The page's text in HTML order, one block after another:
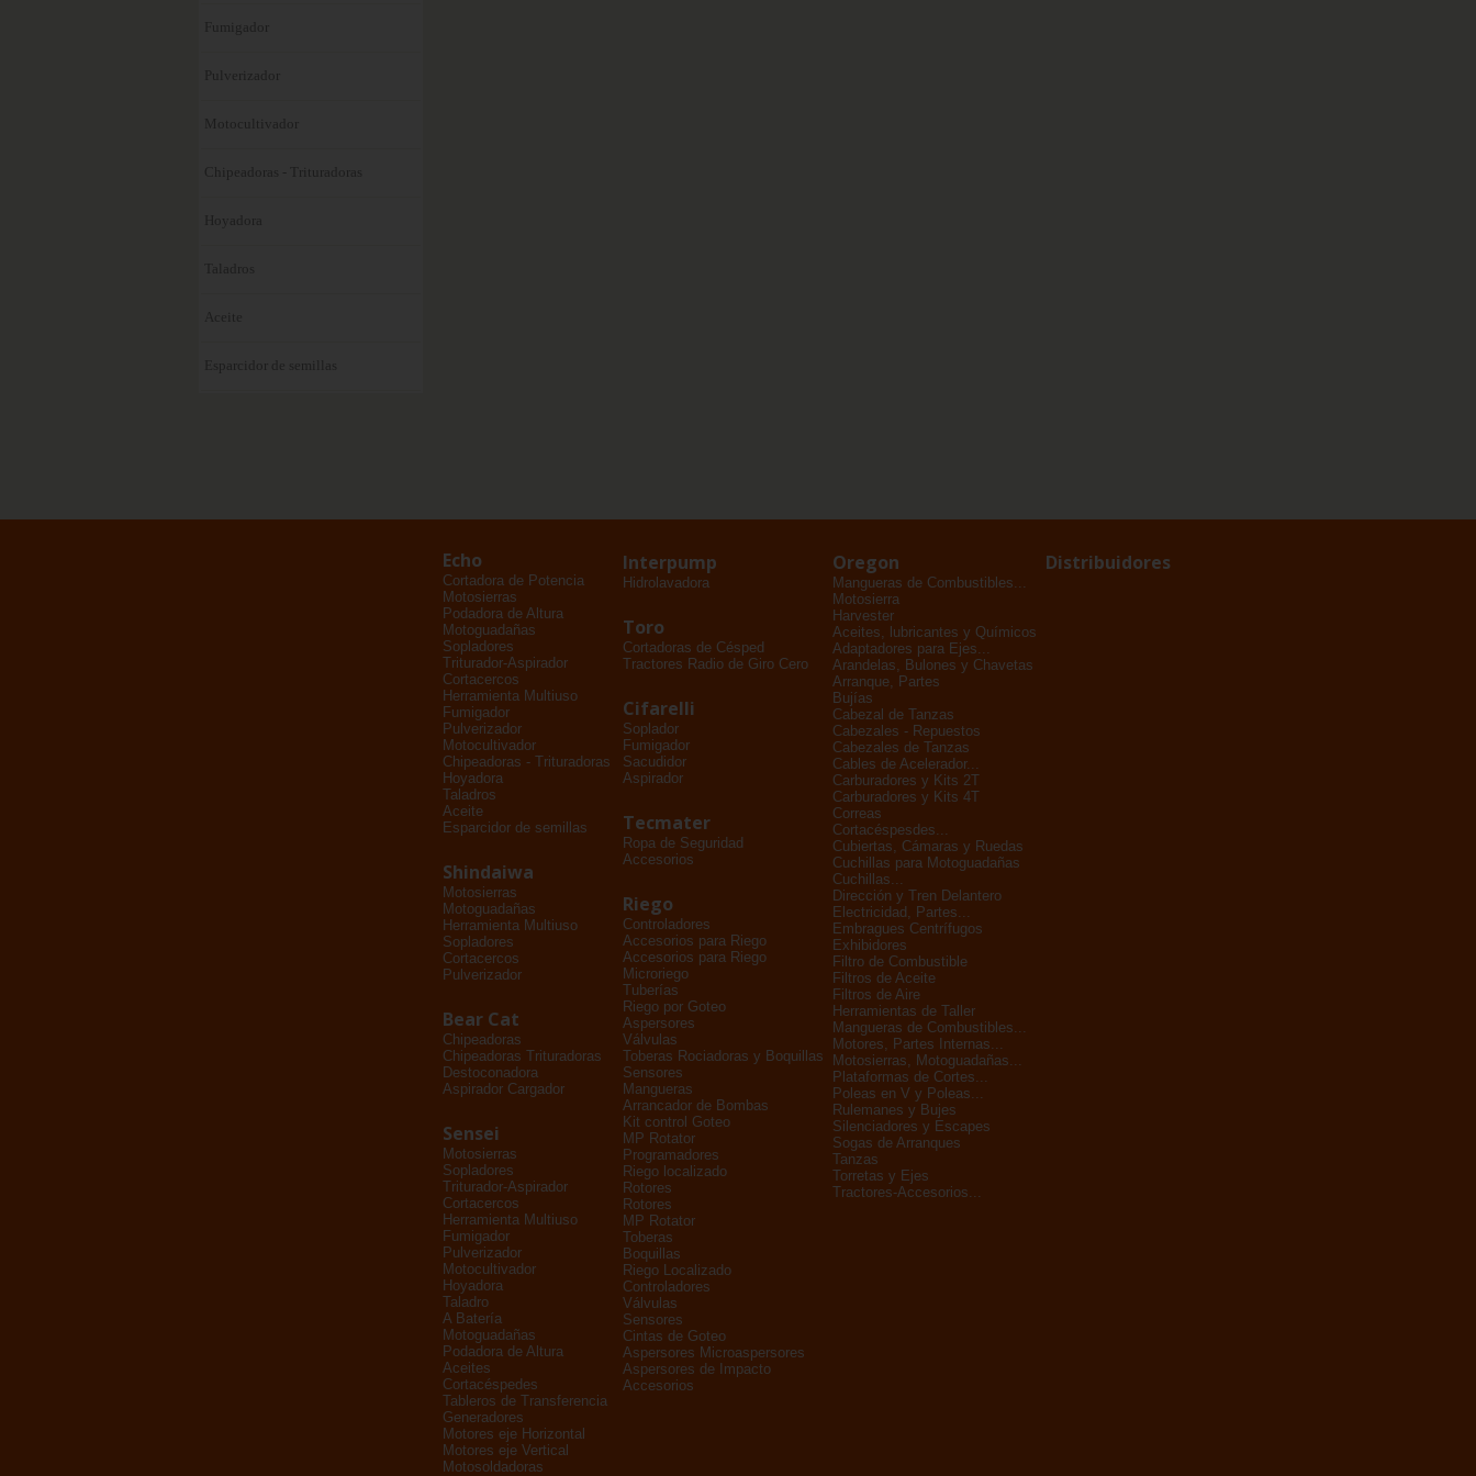
Fumigador
Pulverizador
Motocultivador
Chipeadoras - Trituradoras
Hoyadora
Taladros
Aceite
Esparcidor de semillas
Echo
Cortadora de Potencia
Motosierras
Podadora de Altura
Motoguadañas
Sopladores
Triturador-Aspirador
Cortacercos
Herramienta Multiuso
Fumigador
Pulverizador
Motocultivador
Chipeadoras - Trituradoras
Hoyadora
Taladros
Aceite
Esparcidor de semillas
Shindaiwa
Motosierras
Motoguadañas
Herramienta Multiuso
Sopladores
Cortacercos
Pulverizador
Bear Cat
Chipeadoras
Chipeadoras Trituradoras
Destoconadora
Aspirador Cargador
Sensei
Motosierras
Sopladores
Triturador-Aspirador
Cortacercos
Herramienta Multiuso
Fumigador
Pulverizador
Motocultivador
Hoyadora
Taladro
A Batería
Motoguadañas
Podadora de Altura
Aceites
Cortacéspedes
Tableros de Transferencia
Generadores
Motores eje Horizontal
Motores eje Vertical
Motosoldadoras
Interpump
Hidrolavadora
Toro
Cortadoras de Césped
Tractores Radio de Giro Cero
Cifarelli
Soplador
Fumigador
Sacudidor
Aspirador
Tecmater
Ropa de Seguridad
Accesorios
Riego
Controladores
Accesorios para Riego
Accesorios para Riego
Microriego
Tuberías
Riego por Goteo
Aspersores
Válvulas
Toberas Rociadoras y Boquillas
Sensores
Mangueras
Arrancador de Bombas
Kit control Goteo
MP Rotator
Programadores
Riego localizado
Rotores
Rotores
MP Rotator
Toberas
Boquillas
Riego Localizado
Controladores
Válvulas
Sensores
Cintas de Goteo
Aspersores Microaspersores
Aspersores de Impacto
Accesorios
Oregon
Mangueras de Combustibles...
Motosierra
Harvester
Aceites, lubricantes y Químicos
Adaptadores para Ejes...
Arandelas, Bulones y Chavetas
Arranque, Partes
Bujías
Cabezal de Tanzas
Cabezales - Repuestos
Cabezales de Tanzas
Cables de Acelerador...
Carburadores y Kits 2T
Carburadores y Kits 4T
Correas
Cortacéspesdes...
Cubiertas, Cámaras y Ruedas
Cuchillas para Motoguadañas
Cuchillas...
Dirección y Tren Delantero
Electricidad, Partes...
Embragues Centrífugos
Exhibidores
Filtro de Combustible
Filtros de Aceite
Filtros de Aire
Herramientas de Taller
Mangueras de Combustibles...
Motores, Partes Internas...
Motosierras, Motoguadañas...
Plataformas de Cortes...
Poleas en V y Poleas...
Rulemanes y Bujes
Silenciadores y Escapes
Sogas de Arranques
Tanzas
Torretas y Ejes
Tractores-Accesorios...
Distribuidores